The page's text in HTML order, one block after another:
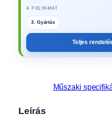
A FOLYAMAT
4. Műszaki vizsga
Teljes
Műszaki
Leírás